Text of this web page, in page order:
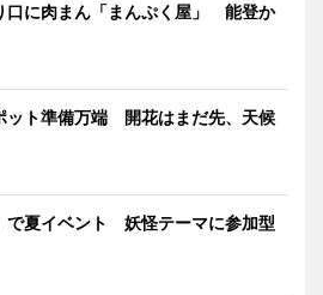
口に肉まん「まんぷく屋」 能登か
ット準備万端 開花はまだ先、天候
で夏イベント 妖怪テーマに参加型